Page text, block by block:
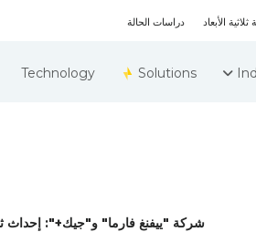
ثلاثية الأبعاد دراسات الحالة
Solutions
Technology
شركة "ييفنغ فارما" و"جيك+": إحداث